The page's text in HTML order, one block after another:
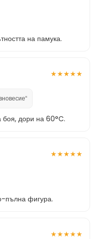
на памука.
★★★★★
боя, дори на 60°C.
★★★★★
пълна фигура.
★★★★★